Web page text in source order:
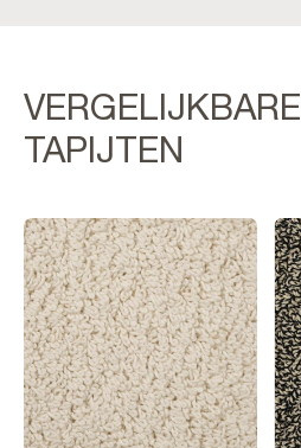
VERGELIJKBARE
TAPIJTEN